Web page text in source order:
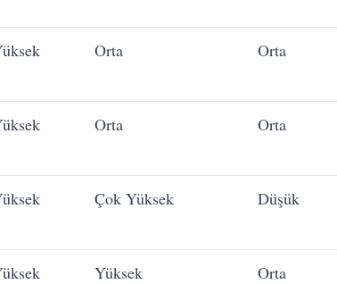
Orta Orta
Orta Orta
Çok Yüksek Düşük
Yüksek Orta